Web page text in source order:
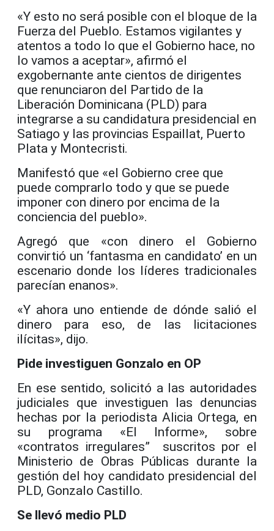
«Y esto no será posible con el bloque de la
Fuerza del Pueblo. Estamos vigilantes y
atentos a todo lo que el Gobierno hace, no
lo vamos a aceptar», afirmó el
exgobernante ante cientos de dirigentes
que renunciaron del Partido de la
Liberación Dominicana (PLD) para
integrarse a su candidatura presidencial en
Satiago y las provincias Espaillat, Puerto
Plata y Montecristi.
Manifestó que «el Gobierno cree que
puede comprarlo todo y que se puede
imponer con dinero por encima de la
conciencia del pueblo».
Agregó que «con dinero el Gobierno
convirtió un ‘fantasma en candidato’ en un
escenario donde los líderes tradicionales
parecían enanos».
«Y ahora uno entiende de dónde salió el
dinero para eso, de las licitaciones
ilícitas», dijo.
Pide investiguen Gonzalo en OP
En ese sentido, solicitó a las autoridades
judiciales que investiguen las denuncias
hechas por la periodista Alicia Ortega, en
su programa «El Informe», sobre
«contratos irregulares” suscritos por el
Ministerio de Obras Públicas durante la
gestión del hoy candidato presidencial del
PLD, Gonzalo Castillo.
Se llevó medio PLD